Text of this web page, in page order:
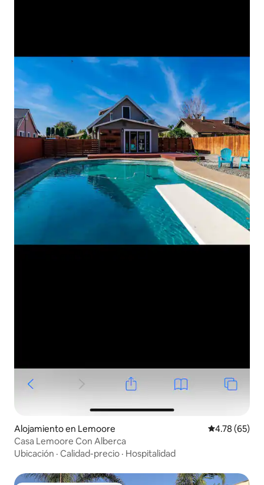
Alojamiento en Lemoore Calificación
4.78 (65)
Casa Lemoore Con Alberca
Ubicación · Calidad-precio · Hospitalidad